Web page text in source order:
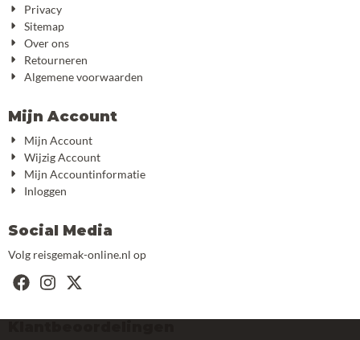
Privacy
Sitemap
Over ons
Retourneren
Algemene voorwaarden
Mijn Account
Mijn Account
Wijzig Account
Mijn Accountinformatie
Inloggen
Social Media
Volg reisgemak-online.nl op